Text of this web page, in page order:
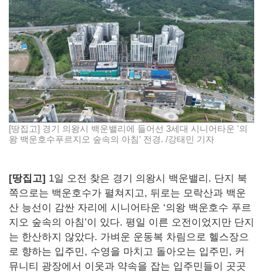
[땅집고] 경기 의왕시 백운밸리에 들어선 3세대 시니어타운 '의
왕 백운호수푸르지오 숲속의 아침' 전경. /강태민 기자
[땅집고] 1일 오전 찾은 경기 의왕시 백운밸리. 단지 북
쪽으로는 백운호수가 펼쳐지고, 뒤로는 모락산과 백운
산 능선이 감싼 자리에 시니어타운 ‘의왕 백운호수 푸르
지오 숲속의 아침’이 있다. 평일 이른 오전이었지만 단지
는 한산하지 않았다. 가벼운 운동복 차림으로 헬스장으
로 향하는 입주민, 수영을 마치고 돌아오는 입주민, 커
뮤니티 광장에서 이웃과 약속을 잡는 입주민들이 곳곳